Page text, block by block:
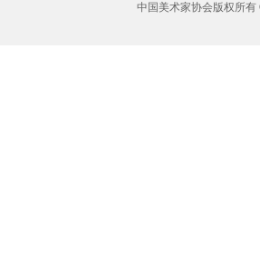
中国美术家协会版权所有